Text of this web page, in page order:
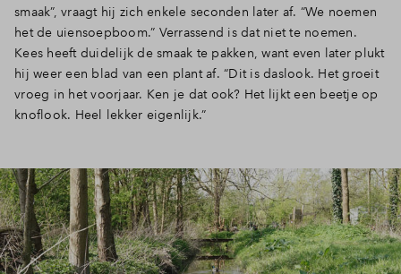
smaak”, vraagt hij zich enkele seconden later af. “We noemen
het de uiensoepboom.” Verrassend is dat niet te noemen.
Kees heeft duidelijk de smaak te pakken, want even later plukt
hij weer een blad van een plant af. “Dit is daslook. Het groeit
vroeg in het voorjaar. Ken je dat ook? Het lijkt een beetje op
knoflook. Heel lekker eigenlijk.”